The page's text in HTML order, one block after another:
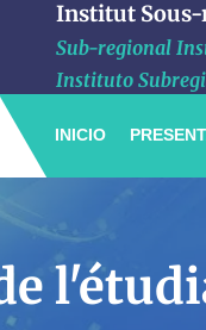
Institut Sous-
Sub-regional
Instituto
INICIO